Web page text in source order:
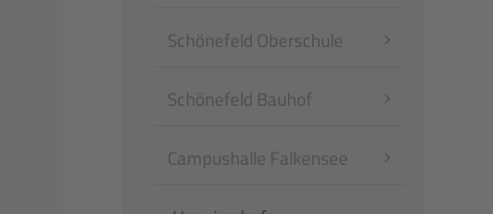
Schönefeld Oberschule
Schönefeld Bauhof
Campushalle Falkensee